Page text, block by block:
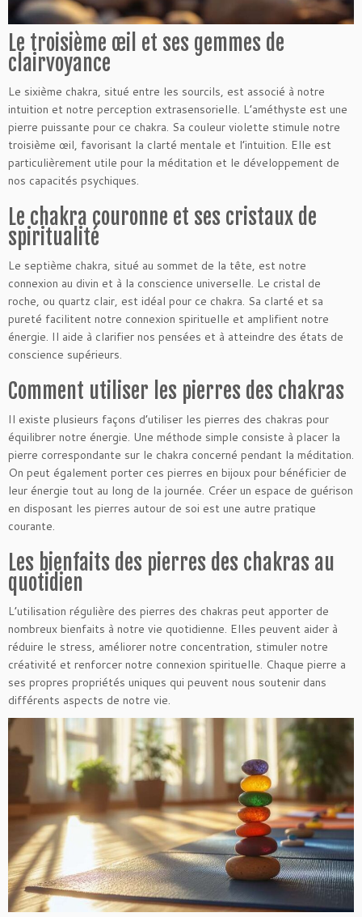
Le troisième œil et ses gemmes de
clairvoyance
Le sixième chakra, situé entre les sourcils, est associé à notre
intuition et notre perception extrasensorielle. L’améthyste est une
pierre puissante pour ce chakra. Sa couleur violette stimule notre
troisième œil, favorisant la clarté mentale et l’intuition. Elle est
particulièrement utile pour la méditation et le développement de
nos capacités psychiques.
Le chakra couronne et ses cristaux de
spiritualité
Le septième chakra, situé au sommet de la tête, est notre
connexion au divin et à la conscience universelle. Le cristal de
roche, ou quartz clair, est idéal pour ce chakra. Sa clarté et sa
pureté facilitent notre connexion spirituelle et amplifient notre
énergie. Il aide à clarifier nos pensées et à atteindre des états de
conscience supérieurs.
Comment utiliser les pierres des chakras
Il existe plusieurs façons d’utiliser les pierres des chakras pour
équilibrer notre énergie. Une méthode simple consiste à placer la
pierre correspondante sur le chakra concerné pendant la méditation.
On peut également porter ces pierres en bijoux pour bénéficier de
leur énergie tout au long de la journée. Créer un espace de guérison
en disposant les pierres autour de soi est une autre pratique
courante.
Les bienfaits des pierres des chakras au
quotidien
L’utilisation régulière des pierres des chakras peut apporter de
nombreux bienfaits à notre vie quotidienne. Elles peuvent aider à
réduire le stress, améliorer notre concentration, stimuler notre
créativité et renforcer notre connexion spirituelle. Chaque pierre a
ses propres propriétés uniques qui peuvent nous soutenir dans
différents aspects de notre vie.